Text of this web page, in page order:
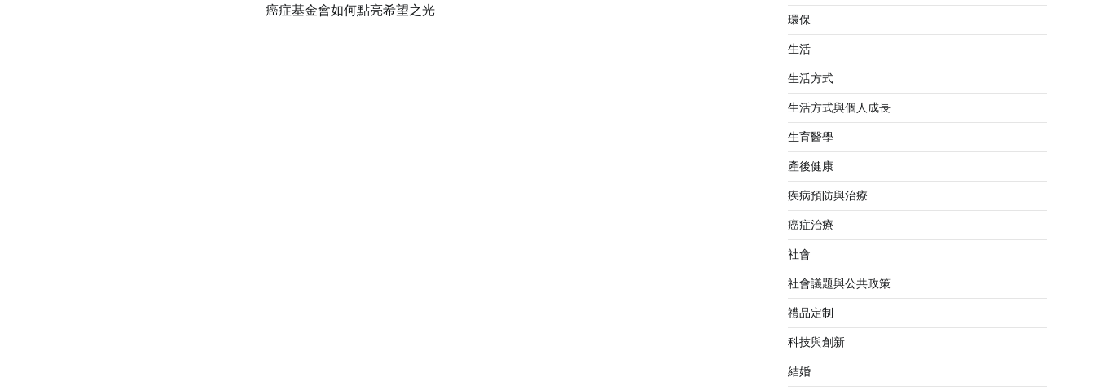
癌症基金會如何點亮希望之光
環保
生活
生活方式
生活方式與個人成長
生育醫學
產後健康
疾病預防與治療
癌症治療
社會
社會議題與公共政策
禮品定制
科技與創新
結婚